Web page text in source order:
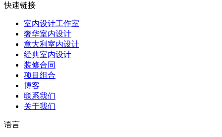
快速链接
室内设计工作室
奢华室内设计
意大利室内设计
经典室内设计
装修合同
项目组合
博客
联系我们
关于我们
语言